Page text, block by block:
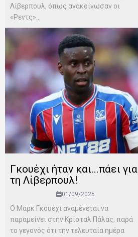
Λίβερπουλ, όπως ανακοίνωσαν οι
«Ρεντς»...
Γκουέχι ήταν και...πάει για
τη Λίβερπουλ!
01/09/2025
Ο Μαρκ Γκουέχι αναμένεται να
παραμείνει στην Κρίσταλ Πάλας, παρά
το γεγονός ότι την τελευταία ημέρα